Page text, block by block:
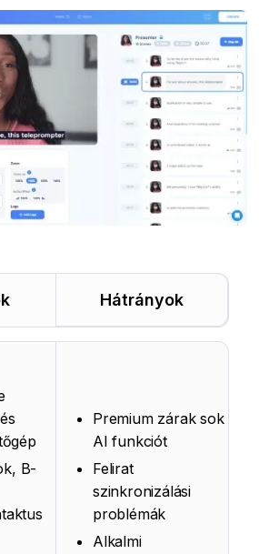
Hátrányok
B-
Premium zárak sok
AI funkciót
Felirat
szinkronizálási
problémák
Alkalmi